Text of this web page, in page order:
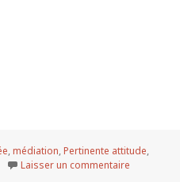
,médiation,Pertinente attitude,
Laisser un commentaire